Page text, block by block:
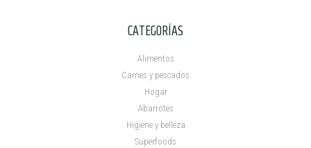
CATEGORÍAS
Alimentos
Carnes y pescados
Hogar
Abarrotes
Higiene y belleza
Superfoods